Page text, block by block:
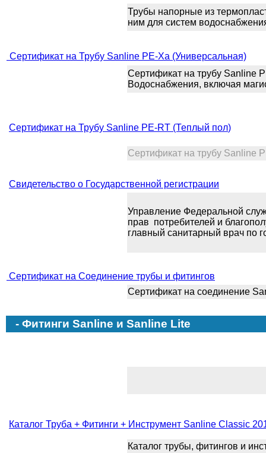
Трубы напорные из
ним для систем
Сертификат на Трубу Sanline PE-Xa (Универсальная)
Сертификат на трубу Sanline
Водоснабжения, включая
Сертификат на Трубу Sanline PE-RT (Теплый пол)
Сертификат на трубу Sanline
Свидетельство о Государственной регистрации
Управление Федеральной
прав потребителей и
главный санитарный врач по
Сертификат на Соединение трубы и фитингов
Сертификат на соединение
- Фитинги Sanline и Sanline Lite
Каталог Труба + Фитинги + Инструмент Sanline Classic
Каталог трубы, фитингов и